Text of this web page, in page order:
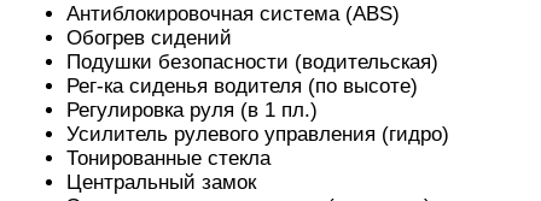
Антиблокировочная система (ABS)
Обогрев сидений
Подушки безопасности (водительская)
Рег-ка сиденья водителя (по высоте)
Регулировка руля (в 1 пл.)
Усилитель рулевого управления (гидро)
Тонированные стекла
Центральный замок